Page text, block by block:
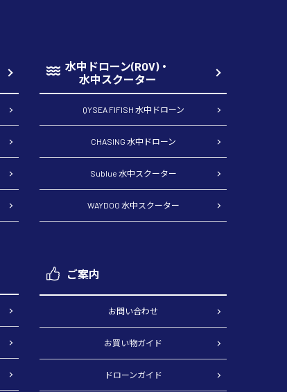
水中ドローン(ROV)・
水中スクーター
QYSEA FIFISH 水中ドローン
CHASING 水中ドローン
Sublue 水中スクーター
WAYDOO 水中スクーター
ご案内
お問い合わせ
お買い物ガイド
ドローンガイド